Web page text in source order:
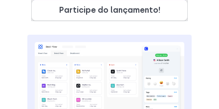
Participe do lançamento!